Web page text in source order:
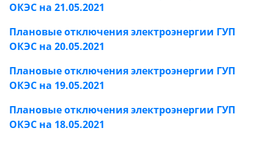
ОКЭС на 21.05.2021
Плановые отключения электроэнергии ГУП
ОКЭС на 20.05.2021
Плановые отключения электроэнергии ГУП
ОКЭС на 19.05.2021
Плановые отключения электроэнергии ГУП
ОКЭС на 18.05.2021